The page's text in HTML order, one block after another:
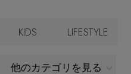
KIDS LIFESTYLE
他のカテゴリを見る